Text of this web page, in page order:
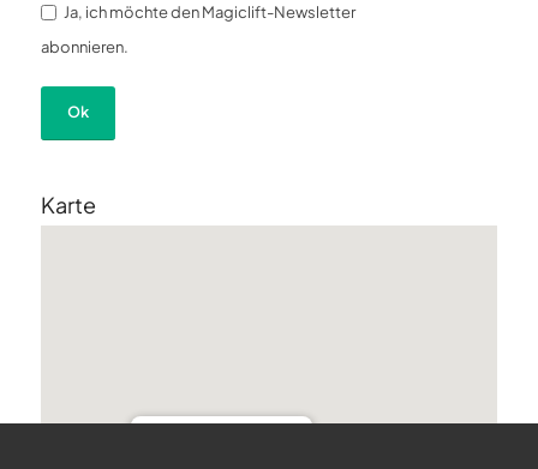
Ja, ich möchte den Magiclift-Newsletter
abonnieren.
Karte